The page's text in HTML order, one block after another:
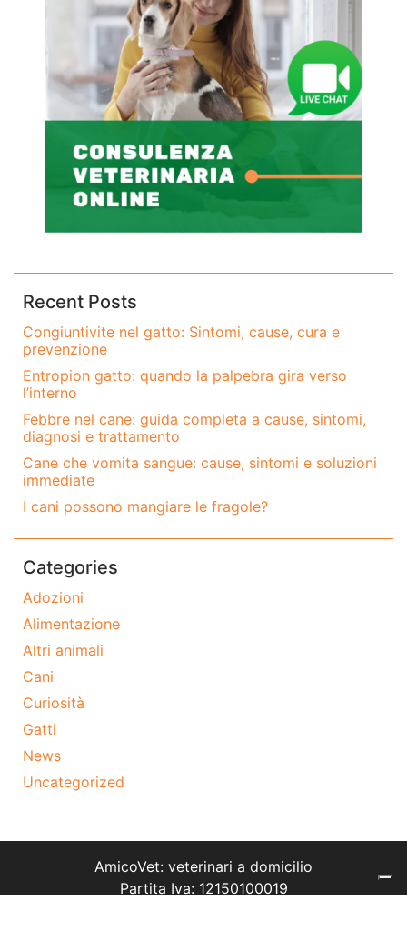
Recent Posts
Congiuntivite nel gatto: Sintomi, cause, cura e
prevenzione
Entropion gatto: quando la palpebra gira verso
l’interno
Febbre nel cane: guida completa a cause, sintomi,
diagnosi e trattamento
Cane che vomita sangue: cause, sintomi e soluzioni
immediate
I cani possono mangiare le fragole?
Categories
Adozioni
Alimentazione
Altri animali
Cani
Curiosità
Gatti
News
Uncategorized
AmicoVet: veterinari a domicilio
Partita Iva: 12150100019